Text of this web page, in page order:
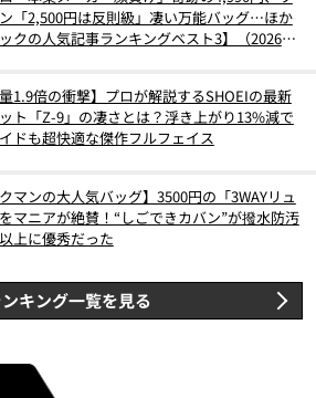
「2,500円は反則級」凄い万能バッグ…ほか
ックの人気記事ランキングベスト3】（2026年
量1.9倍の衝撃】プロが解説するSHOEIの最新
ト「Z-9」の凄さとは？浮き上がり13%減で
ドも超快適な傑作フルフェイス
クマンの大人気バッグ】3500円の「3WAYリュ
マニアが絶賛！“しごできカバン”が撥水防汚
上に優秀だった
ンキング一覧を見る